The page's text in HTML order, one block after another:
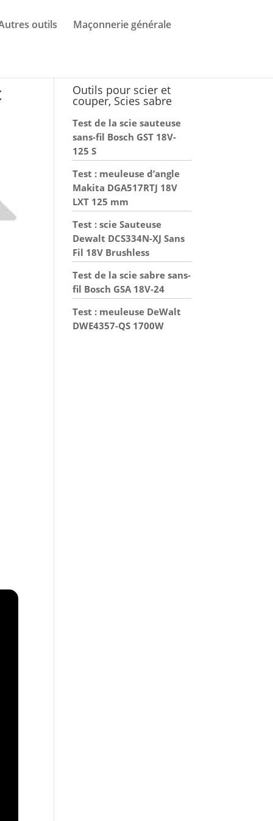
outils Maçonnerie générale
Outils pour scier et
couper, Scies sabre
Test de la scie sauteuse
sans-fil Bosch GST 18V-
125 S
Test : meuleuse d’angle
Makita DGA517RTJ 18V
LXT 125 mm
Test : scie Sauteuse
Dewalt DCS334N-XJ Sans
Fil 18V Brushless
Test de la scie sabre sans-
fil Bosch GSA 18V-24
Test : meuleuse DeWalt
DWE4357-QS 1700W